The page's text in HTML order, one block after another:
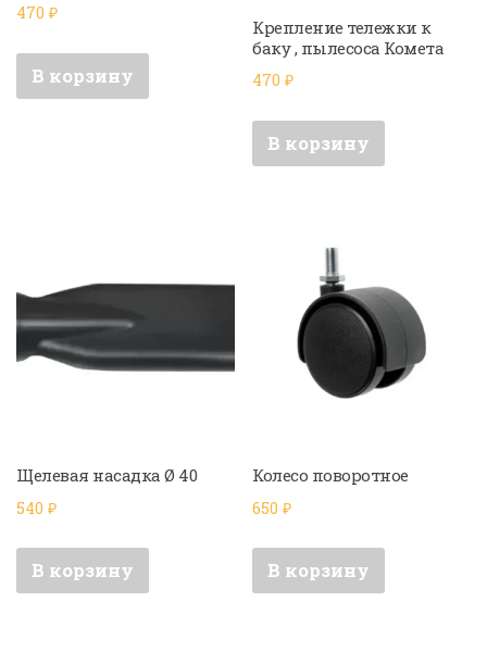
470 ₽
В корзину
Крепление тележки к
баку , пылесоса Комета
470₽
В корзину
Щелевая насадка Ø 40
540 ₽
В корзину
Колесо поворотное
650₽
В корзину